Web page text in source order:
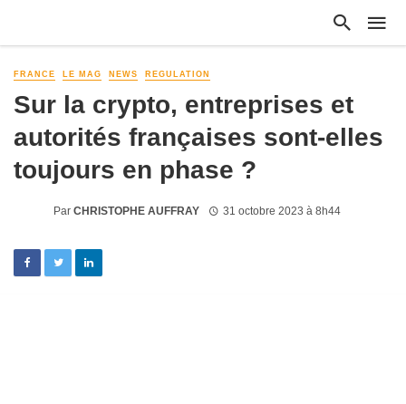
FRANCE LE MAG NEWS REGULATION
Sur la crypto, entreprises et
autorités françaises sont-elles
toujours en phase ?
Par CHRISTOPHE AUFFRAY 31 octobre 2023 à 8h44